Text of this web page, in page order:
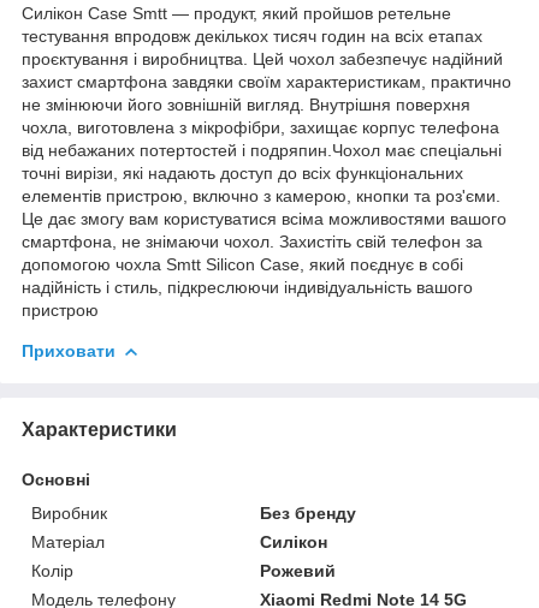
Силікон Case Smtt — продукт, який пройшов ретельне
тестування впродовж декількох тисяч годин на всіх етапах
проєктування і виробництва. Цей чохол забезпечує надійний
захист смартфона завдяки своїм характеристикам, практично
не змінюючи його зовнішній вигляд. Внутрішня поверхня
чохла, виготовлена з мікрофібри, захищає корпус телефона
від небажаних потертостей і подряпин.Чохол має спеціальні
точні вирізи, які надають доступ до всіх функціональних
елементів пристрою, включно з камерою, кнопки та роз'єми.
Це дає змогу вам користуватися всіма можливостями вашого
смартфона, не знімаючи чохол. Захистіть свій телефон за
допомогою чохла Smtt Silicon Case, який поєднує в собі
надійність і стиль, підкреслюючи індивідуальність вашого
пристрою
Приховати
Характеристики
Основні
Виробник
Без бренду
Матеріал
Силікон
Колір
Рожевий
Модель телефону
Xiaomi Redmi Note 14 5G